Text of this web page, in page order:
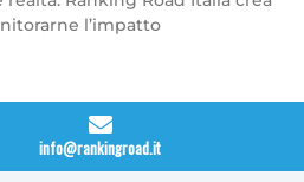
l’impatto
info@rankingroad.it